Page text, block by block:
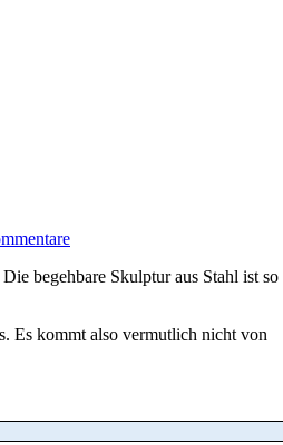
begehbare Skulptur aus Stahl ist so
Es kommt also vermutlich nicht von